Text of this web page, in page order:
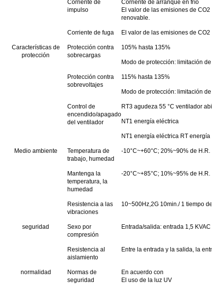
Corriente de
impulso
Corriente de arranque en frío
El valor de las emisiones de CO2
renovable.
Corriente de fuga El valor de las emisiones de CO2
Características de
protección
Protección contra
sobrecargas
105% hasta 135%
Modo de protección: limitación de
Protección contra
sobrevoltajes
115% hasta 135%
Modo de protección: limitación de
Control de
encendido/apagado
del ventilador
RT3 agudeza 55 °C ventilador
NT1 energía eléctrica
NT1 energía eléctrica RT energía
Medio ambiente
Temperatura de
trabajo, humedad
-10°C~+60°C; 20%~90% de H.R.
Mantenga la
temperatura, la
humedad
-20°C~+85°C; 10%~95% de H.R.
Resistencia a las
vibraciones
10~500Hz,2G 10min./ 1 tiempo de
seguridad
Sexo por
compresión
Entrada/salida: entrada 1,5 KVAC y
Resistencia al
aislamiento
Entre la entrada y la salida, la
normalidad
Normas de
seguridad
En acuerdo con
El uso de la luz UV